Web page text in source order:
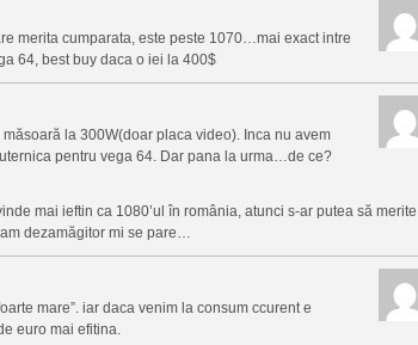
merita cumparata, este peste 1070…mai exact intre
64, best buy daca o iei la 400$
la 300W(doar placa video). Inca nu avem
pentru vega 64. Dar pana la urma…de ce?
mai ieftin ca 1080’ul în românia, atunci s-ar putea să merite
dezamăgitor mi se pare…
mare”. iar daca venim la consum ccurent e
euro mai efitina.